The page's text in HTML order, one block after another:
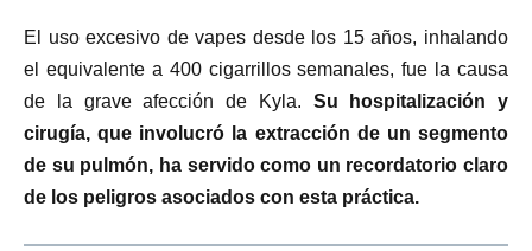
El uso excesivo de vapes desde los 15 años, inhalando
el equivalente a 400 cigarrillos semanales, fue la causa
de la grave afección de Kyla. Su hospitalización y
cirugía, que involucró la extracción de un segmento
de su pulmón, ha servido como un recordatorio claro
de los peligros asociados con esta práctica.